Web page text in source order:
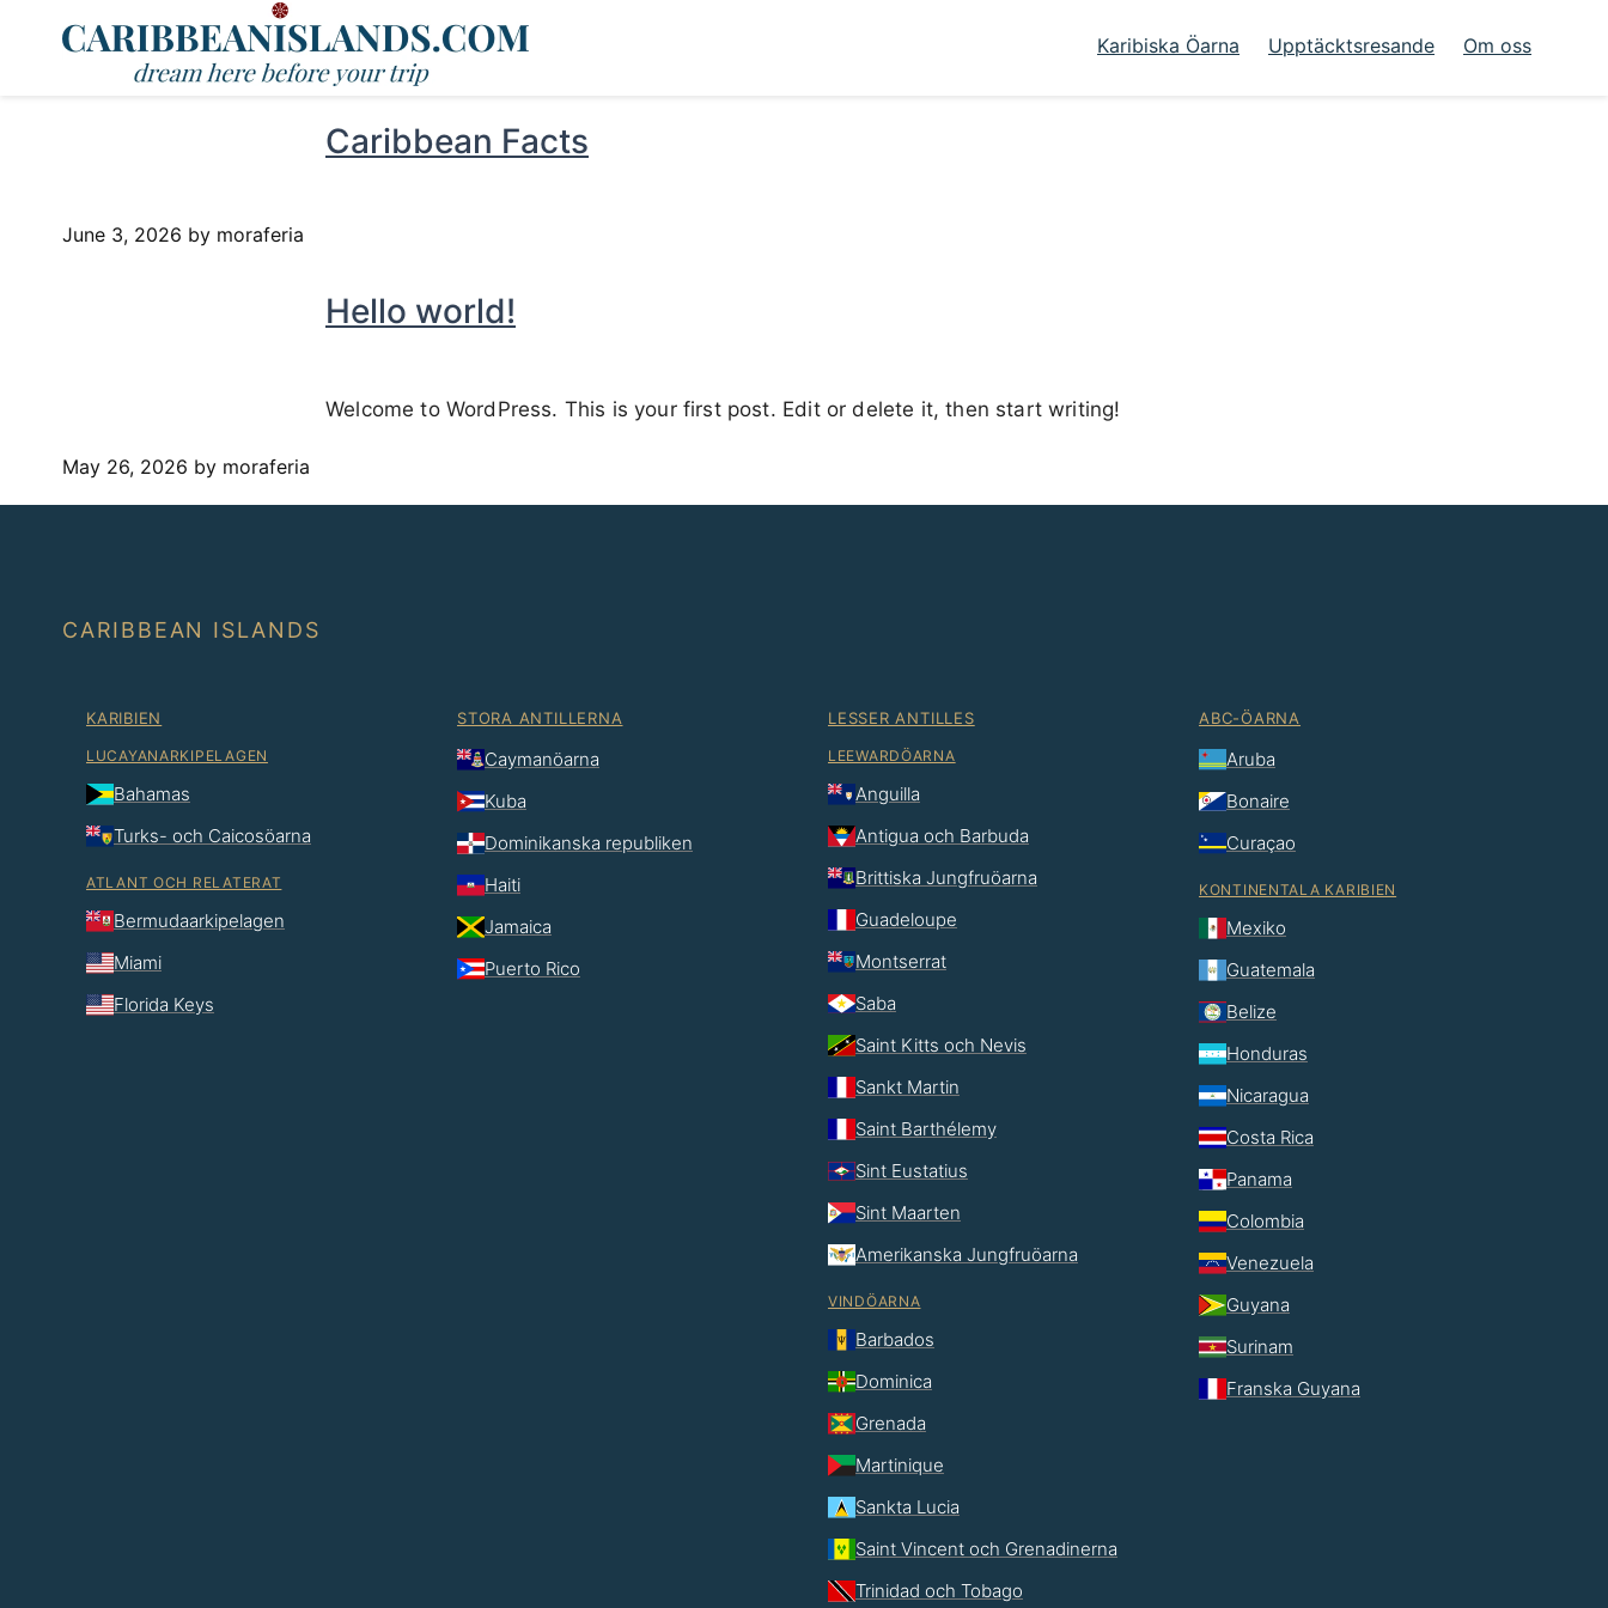
Karibiska Öarna Upptäcktsresande Om oss
Caribbean Facts
June 3, 2026 by moraferia
Hello world!
Welcome to WordPress. This is your first post. Edit or delete it, then start writing!
May 26, 2026 by moraferia
CARIBBEAN ISLANDS
KARIBIEN
LUCAYANARKIPELAGEN
Bahamas
Turks- och Caicosöarna
ATLANT OCH RELATERAT
Bermudaarkipelagen
Miami
Florida Keys
STORA ANTILLERNA
Caymanöarna
Kuba
Dominikanska republiken
Haiti
Jamaica
Puerto Rico
LESSER ANTILLES
LEEWARDÖARNA
Anguilla
Antigua och Barbuda
Brittiska Jungfruöarna
Guadeloupe
Montserrat
Saba
Saint Kitts och Nevis
Sankt Martin
Saint Barthélemy
Sint Eustatius
Sint Maarten
Amerikanska Jungfruöarna
VINDÖARNA
Barbados
Dominica
Grenada
Martinique
Sankta Lucia
Saint Vincent och Grenadinerna
Trinidad och Tobago
ABC-ÖARNA
Aruba
Bonaire
Curaçao
KONTINENTALA KARIBIEN
Mexiko
Guatemala
Belize
Honduras
Nicaragua
Costa Rica
Panama
Colombia
Venezuela
Guyana
Surinam
Franska Guyana